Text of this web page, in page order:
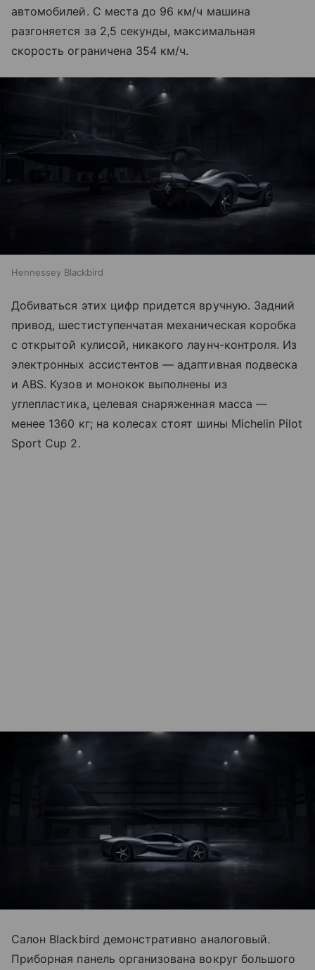
автомобилей. С места до 96 км/ч машина
разгоняется за 2,5 секунды, максимальная
скорость ограничена 354 км/ч.
Hennessey Blackbird
Добиваться этих цифр придется вручную. Задний
привод, шестиступенчатая механическая коробка
с открытой кулисой, никакого лаунч-контроля. Из
электронных ассистентов — адаптивная подвеска
и ABS. Кузов и монокок выполнены из
углепластика, целевая снаряженная масса —
менее 1360 кг; на колесах стоят шины Michelin Pilot
Sport Cup 2.
Салон Blackbird демонстративно аналоговый.
Приборная панель организована вокруг большого